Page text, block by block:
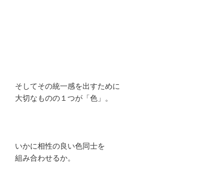
そしてその統一感を出すために
大切なものの１つが「色」。
いかに相性の良い色同士を
組み合わせるか。